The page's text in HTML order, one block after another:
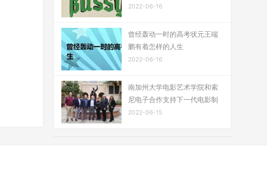
2022-06-16
曾经轰动一时的高考状元王端
鹏有着怎样的人生
2022-06-16
南加州大学电影艺术学院和索
尼电子合作支持下一代电影制
2022-06-15